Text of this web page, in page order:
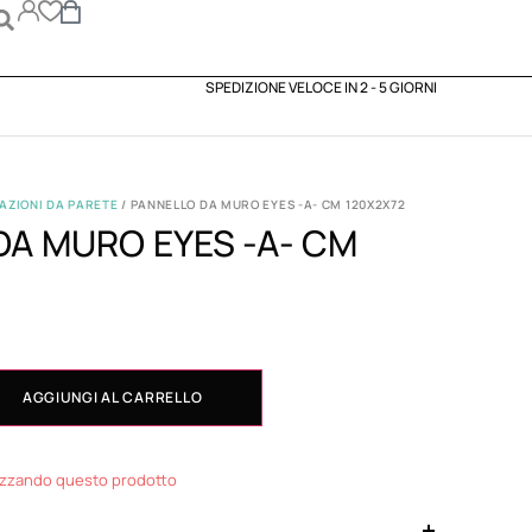
SPEDIZIONE VELOCE IN 2 - 5 GIORNI
DA PARETE / PANNELLO DA MURO EYES -A- CM 120X2X72
MURO EYES -A- CM
AGGIUNGI AL CARRELLO
questo prodotto